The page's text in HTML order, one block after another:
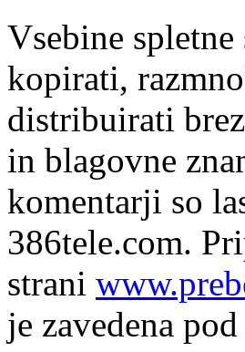
Vsebine
kopirati,
distribuirati
in blagovne
komentarji so
386tele.com.
strani
je zavedena